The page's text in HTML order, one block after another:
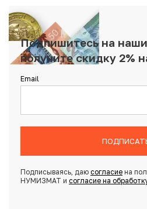
Подпишитесь на
получите скидку 2%
Email
Подписываясь, даю согласиена
НУМИЗМАТ и согласие на